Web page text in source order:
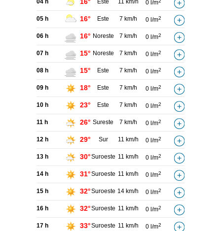
04 h 16° Este 11 km/h 0 l/m
05 h 16° Este 7 km/h 0 l/m2
06 h 16° Noreste 7 km/h 0 l/m2
07 h 15° Noreste 7 km/h 0 l/m2
08 h 15° Este 7 km/h 0 l/m2
09 h 18° Este 7 km/h 0 l/m2
10 h 23° Este 7 km/h 0 l/m2
11 h 26° Sureste 7 km/h 0 l/m2
12 h 29° Sur 11 km/h 0 l/m2
13 h 30°Suroeste 11 km/h 0 l/m2
14 h 31°Suroeste 11 km/h 0 l/m2
15 h 32°Suroeste 14 km/h 0 l/m2
16 h 32°Suroeste 11 km/h 0 l/m2
17 h 33°Suroeste 11 km/h 0 l/m2